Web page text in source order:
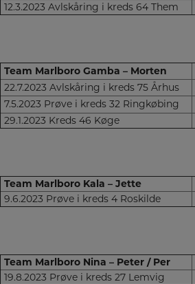
12.3.2023 Avlskåring i kreds 64 Them
Team Marlboro Gamba – Morten
22.7.2023 Avlskåring i kreds 75 Århus
7.5.2023 Prøve i kreds 32 Ringkøbing
29.1.2023 Kreds 46 Køge
Team Marlboro Kala – Jette
9.6.2023 Prøve i kreds 4 Roskilde
Team Marlboro Nina – Peter / Per
19.8.2023 Prøve i kreds 27 Lemvig